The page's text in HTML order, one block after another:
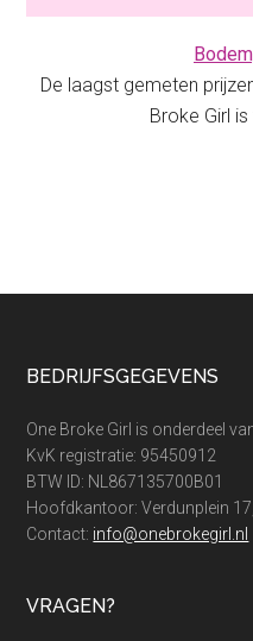
De laagst gemeten
Broke Girl
Footer
BEDRIJFSGEGEVENS
One Broke Girl is onderdeel
KvK registratie: 95450912
BTW ID: NL867135700B01
Hoofdkantoor: Verdunplein
Contact: info@onebrokegirl.nl
VRAGEN?